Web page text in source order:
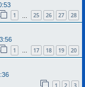
1 25 26 27 28
1 … 17 18 19 20
1 2 3